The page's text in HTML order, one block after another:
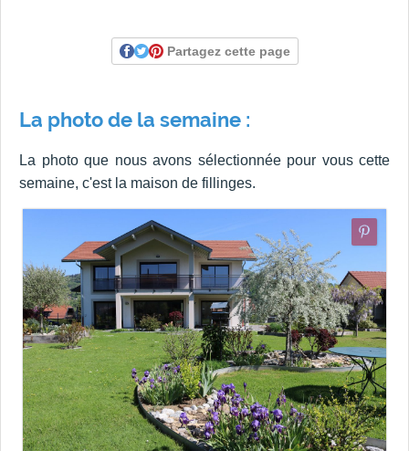
Partagez cette page
La photo de la semaine :
La photo que nous avons sélectionnée pour vous cette
semaine, c'est la maison de fillinges.